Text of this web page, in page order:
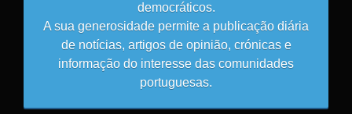
democráticos.
A sua generosidade permite a publicação diária
de notícias, artigos de opinião, crónicas e
informação do interesse das comunidades
portuguesas.